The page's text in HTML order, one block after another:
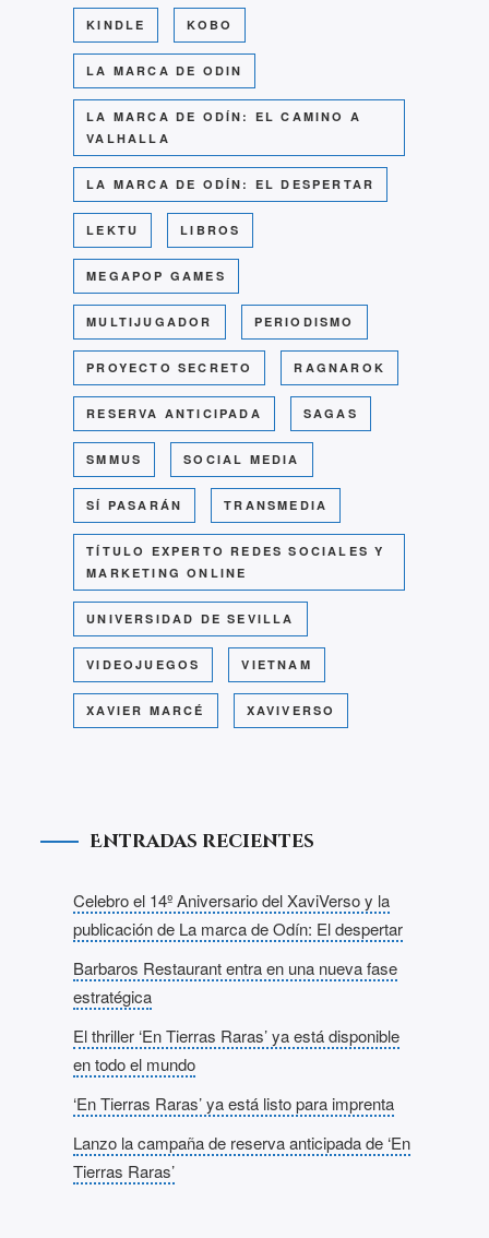
KINDLE KOBO
LA MARCA DE ODIN
LA MARCA DE ODÍN: EL CAMINO A
VALHALLA
LA MARCA DE ODÍN: EL DESPERTAR
LEKTU LIBROS
MEGAPOP GAMES
MULTIJUGADOR PERIODISMO
PROYECTO SECRETO RAGNAROK
RESERVA ANTICIPADA SAGAS
SMMUS SOCIAL MEDIA
SÍ PASARÁN TRANSMEDIA
TÍTULO EXPERTO REDES SOCIALES Y
MARKETING ONLINE
UNIVERSIDAD DE SEVILLA
VIDEOJUEGOS VIETNAM
XAVIER MARCÉ XAVIVERSO
Entradas recientes
Celebro el 14º Aniversario del XaviVerso y la
publicación de La marca de Odín: El despertar
Barbaros Restaurant entra en una nueva fase
estratégica
El thriller ‘En Tierras Raras’ ya está disponible
en todo el mundo
‘En Tierras Raras’ ya está listo para imprenta
Lanzo la campaña de reserva anticipada de ‘En
Tierras Raras’